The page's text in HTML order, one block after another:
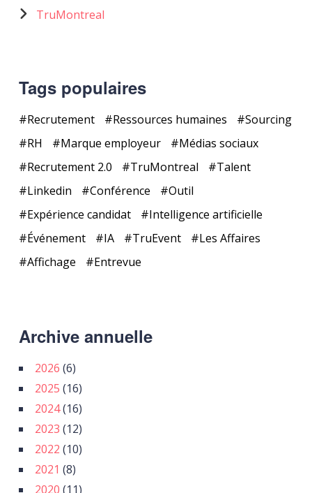
TruMontreal
Tags populaires
Recrutement Ressources humaines
Sourcing
RH
Marque employeur
Médias sociaux
Recrutement 2.0
TruMontreal
Talent
Linkedin
Conférence
Outil
Expérience candidat
Intelligence artificielle
Événement
IA TruEvent
Les Affaires
Affichage
Entrevue
Archive annuelle
2026 (6)
2025 (16)
2024(16)
2023 (12)
2022 (10)
2021 (8)
2020 (11)